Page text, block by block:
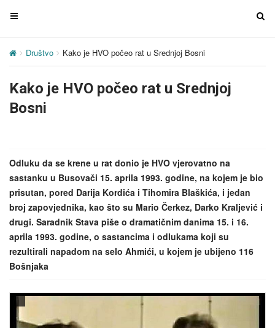
T
g
e
n
g
a
t
i
o
n
T
a
i
Društvo Kako je HVO počeo rat u Srednjoj Bosni
Kako je HVO počeo rat u Srednjoj
Bosni
Odluku da se krene u rat donio je HVO vjerovatno na
sastanku u Busovači 15. aprila 1993. godine, na kojem je bio
prisutan, pored Darija Kordića i Tihomira Blaškića, i jedan
broj zapovjednika, kao što su Mario Čerkez, Darko Kraljević i
drugi. Saradnik Stava piše o dramatičnim danima 15. i 16.
aprila 1993. godine, o sastancima i odlukama koji su
rezultirali napadom na selo Ahmići, u kojem je ubijeno 116
Bošnjaka